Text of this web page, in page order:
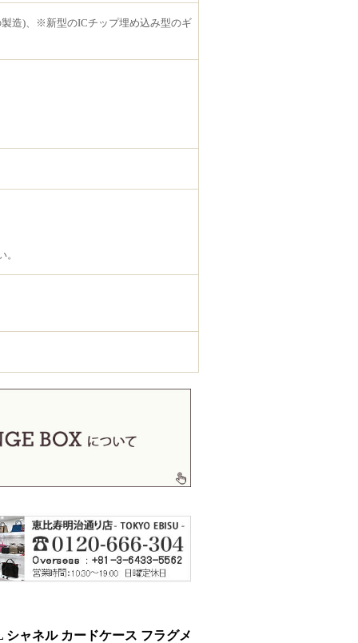
造)、※新型のICチップ埋め込み型のギ
シャネル カードケース フラグメ